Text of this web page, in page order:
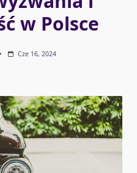
w Polsce
Cze 16, 2024